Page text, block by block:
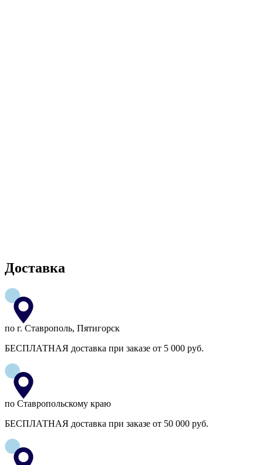
Доставка
по г. Ставрополь, Пятигорск
БЕСПЛАТНАЯ доставка при заказе от 5 000 руб.
по Ставропольскому краю
БЕСПЛАТНАЯ доставка при заказе от 50 000 руб.